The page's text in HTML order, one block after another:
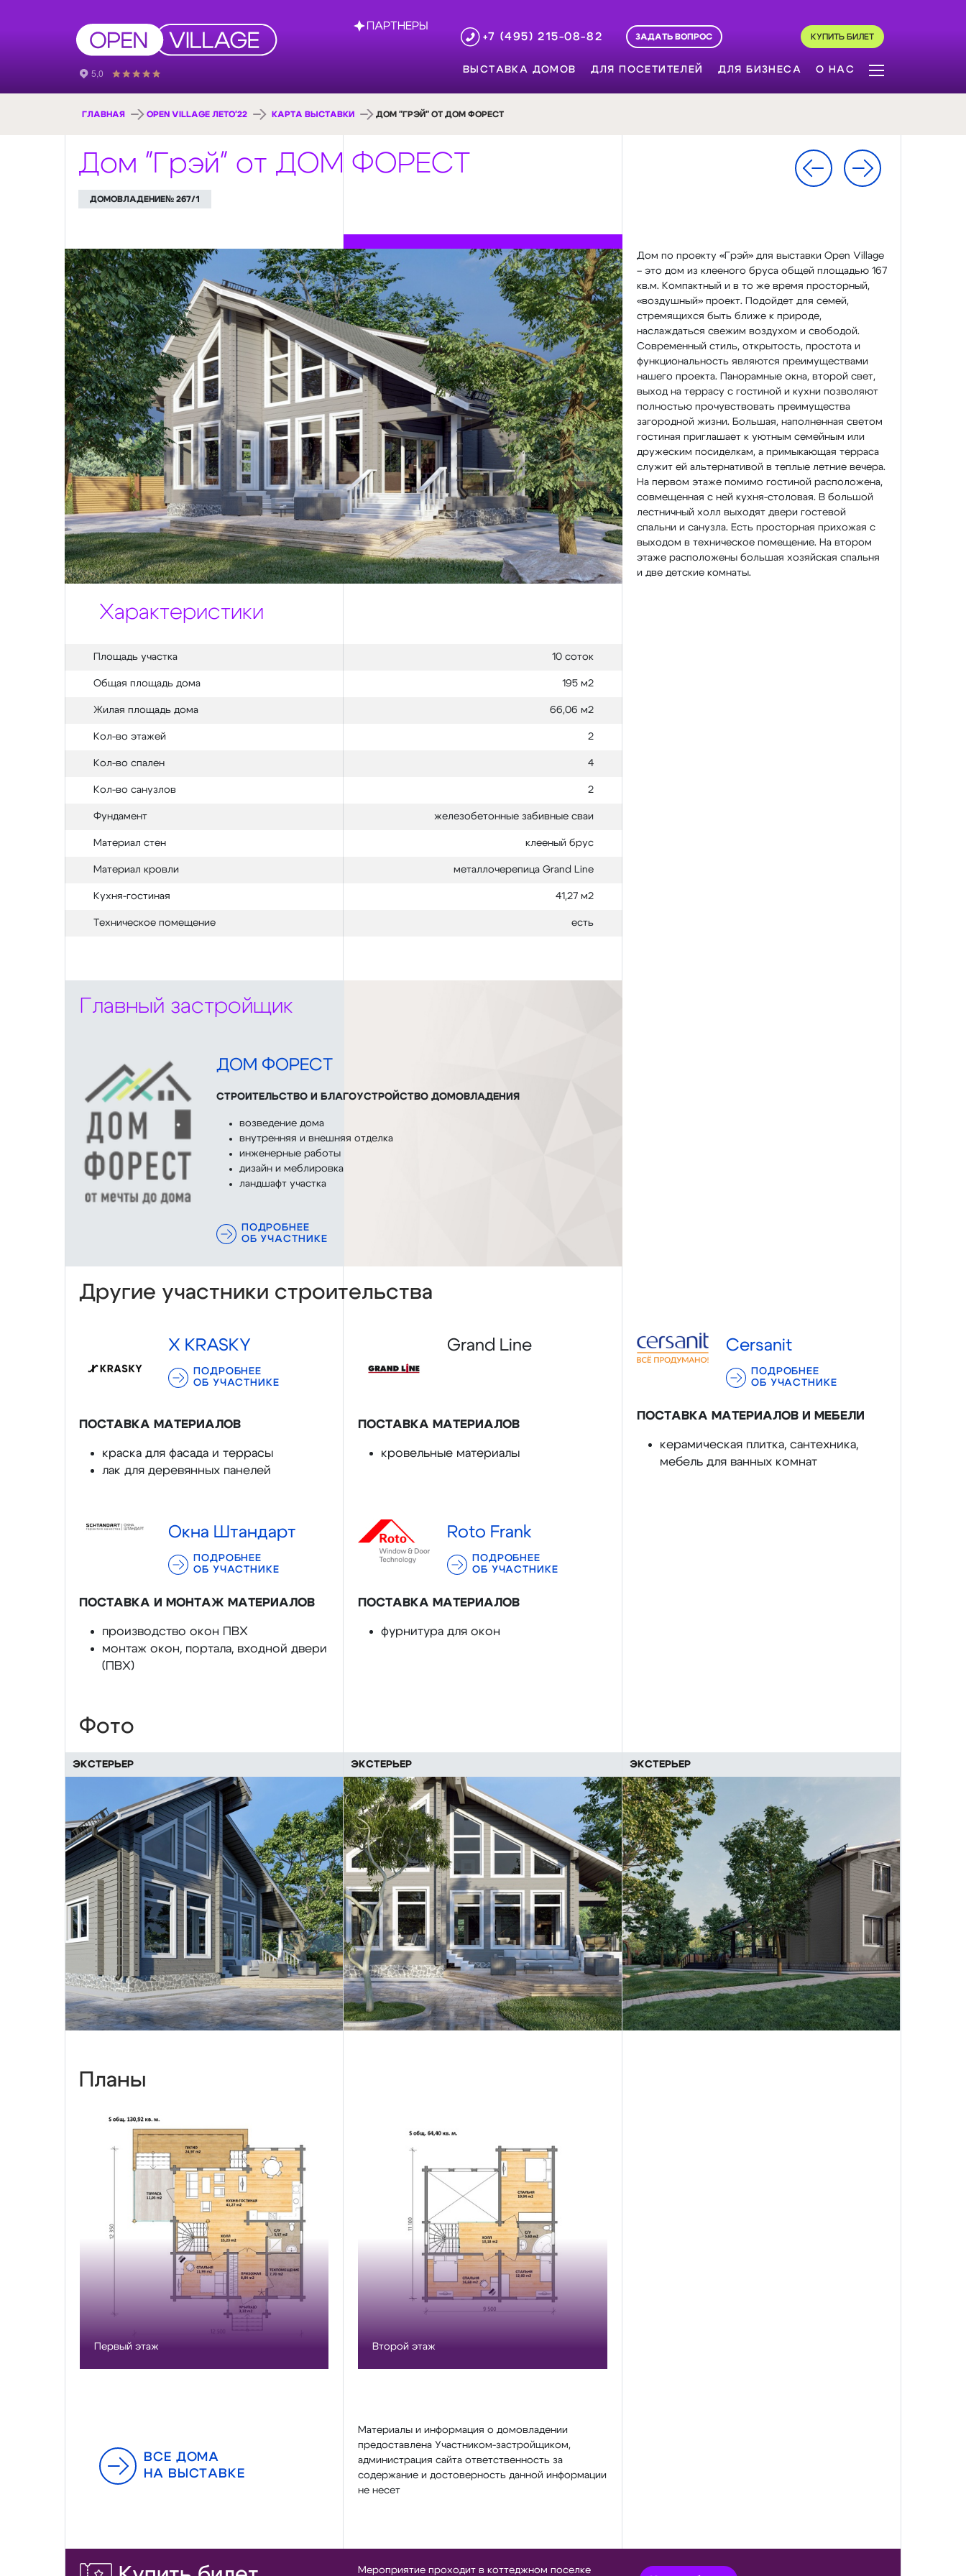
ПАРТНЕРЫ
+7 (495) 215-08-82
ЗАДАТЬ ВОПРОС КУПИТЬ БИЛЕТ
ВЫСТАВКА ДОМОВ ДЛЯ ПОСЕТИТЕЛЕЙ ДЛЯ БИЗНЕСА О НАС
ГЛАВНАЯ OPEN VILLAGE ЛЕТО'22 КАРТА ВЫСТАВКИ ДОМ "ГРЭЙ" ОТ ДОМ ФОРЕСТ
Дом "Грэй" от ДОМ ФОРЕСТ
ДОМОВЛАДЕНИЕ№ 267/1
Характеристики
Площадь участка 10 соток
Общая площадь дома 195 м2
Жилая площадь дома 66,06 м2
Кол-во этажей 2
Кол-во спален 4
Кол-во санузлов 2
Фундамент железобетонные забивные сваи
Материал стен клееный брус
Материал кровли металлочерепица Grand Line
Кухня-гостиная 41,27 м2
Техническое помещение есть
Дом по проекту «Грэй» для выставки Open Village
– это дом из клееного бруса общей площадью 167
кв.м. Компактный и в то же время просторный,
«воздушный» проект. Подойдет для семей,
стремящихся быть ближе к природе,
наслаждаться свежим воздухом и свободой.
Современный стиль, открытость, простота и
функциональность являются преимуществами
нашего проекта. Панорамные окна, второй свет,
выход на террасу с гостиной и кухни позволяют
полностью прочувствовать преимущества
загородной жизни. Большая, наполненная светом
гостиная приглашает к уютным семейным или
дружеским посиделкам, а примыкающая терраса
служит ей альтернативой в теплые летние вечера.
На первом этаже помимо гостиной расположена,
совмещенная с ней кухня-столовая. В большой
лестничный холл выходят двери гостевой
спальни и санузла. Есть просторная прихожая с
выходом в техническое помещение. На втором
этаже расположены большая хозяйская спальня
и две детские комнаты.
Главный застройщик
ДОМ ФОРЕСТ
СТРОИТЕЛЬСТВО И БЛАГОУСТРОЙСТВО ДОМОВЛАДЕНИЯ
возведение дома
внутренняя и внешняя отделка
инженерные работы
дизайн и меблировка
ландшафт участка
ПОДРОБНЕЕ
ОБ УЧАСТНИКЕ
Другие участники строительства
X KRASKY
ПОДРОБНЕЕ
ОБ УЧАСТНИКЕ
ПОСТАВКА МАТЕРИАЛОВ
краска для фасада и террасы
лак для деревянных панелей
Grand Line
ПОСТАВКА МАТЕРИАЛОВ
кровельные материалы
Cersanit
ПОДРОБНЕЕ
ОБ УЧАСТНИКЕ
ПОСТАВКА МАТЕРИАЛОВ И МЕБЕЛИ
керамическая плитка, сантехника,
мебель для ванных комнат
Окна Штандарт
ПОДРОБНЕЕ
ОБ УЧАСТНИКЕ
ПОСТАВКА И МОНТАЖ МАТЕРИАЛОВ
производство окон ПВХ
монтаж окон, портала, входной двери
(ПВХ)
Roto Frank
ПОДРОБНЕЕ
ОБ УЧАСТНИКЕ
ПОСТАВКА МАТЕРИАЛОВ
фурнитура для окон
Фото
ЭКСТЕРЬЕР ЭКСТЕРЬЕР ЭКСТЕРЬЕР
Планы
Первый этаж Второй этаж
ВСЕ ДОМА
НА ВЫСТАВКЕ
Материалы и информация о домовладении
предоставлена Участником-застройщиком,
администрация сайта ответственность за
содержание и достоверность данной информации
не несет
Мероприятие проходит в коттеджном поселке